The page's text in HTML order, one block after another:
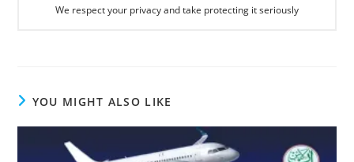
We respect your privacy and take protecting it seriously
YOU MIGHT ALSO LIKE